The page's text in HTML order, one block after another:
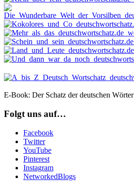
E-Book: Der Schatz der deutschen Wörter
Folgt uns auf…
Facebook
Twitter
YouTube
Pinterest
Instagram
NetworkedBlogs